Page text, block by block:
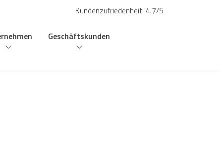
Kundenzufriedenheit: 4.7/5
Geschäftskunden